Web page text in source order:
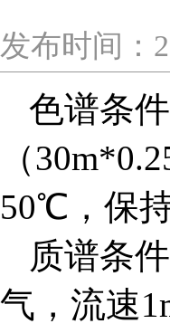
发布时间：
色谱条
（
50℃ ，保
质谱条
气，流速